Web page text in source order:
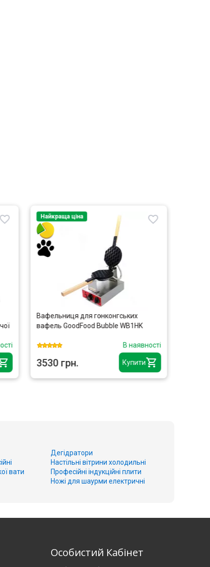
Купити
Найкраща ціна
Вафельниця для гонконгських
вафель GoodFood Bubble WB1HK
В наявності
3530 грн.
вати
Дегідратори
Настільні вітрини холодильні
Професійні індукційні плити
Ножі для шаурми електричні
Особистий Кабінет